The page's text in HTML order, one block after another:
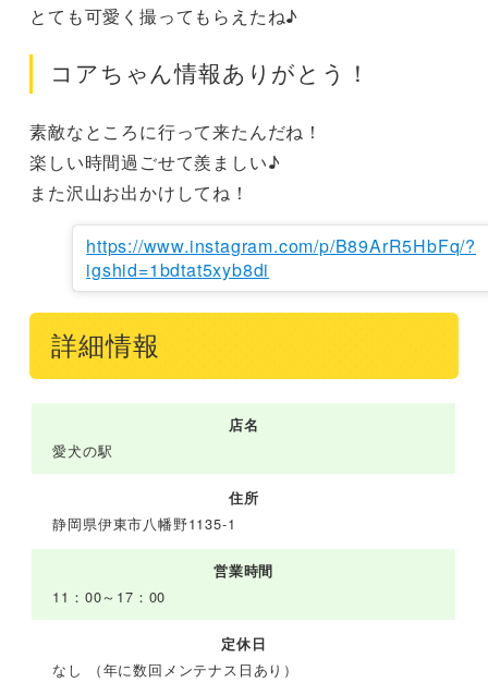
とても可愛く撮ってもらえたね♪
コアちゃん情報ありがとう！
素敵なところに行って来たんだね！
楽しい時間過ごせて羨ましい♪
また沢山お出かけしてね！
https://www.instagram.com/p/B89ArR5HbFq/?
igshid=1bdtat5xyb8di
詳細情報
店名
愛犬の駅
住所
静岡県伊東市八幡野1135-1
営業時間
11：00～17：00
定休日
なし （年に数回メンテナス日あり）